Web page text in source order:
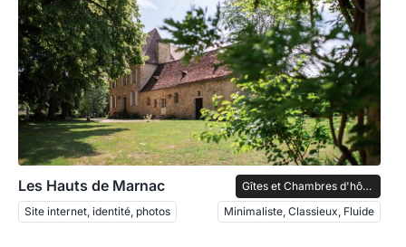
Les Hauts de Marnac
Gîtes et Chambres d'hôtes
Site internet, identité, photos
Minimaliste, Classieux, Fluide